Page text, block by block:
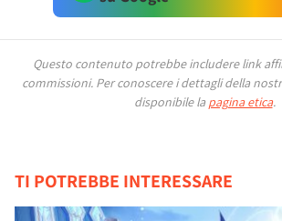
Questo contenuto potrebbe includere link
commissioni. Per conoscere i dettagli della
disponibile la pagina etica.
TI POTREBBE INTERESSARE